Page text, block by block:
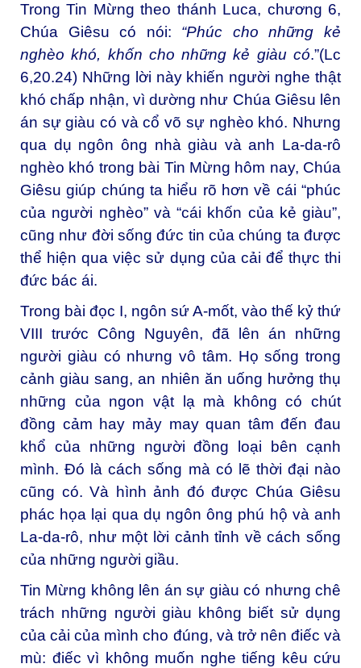
Trong Tin Mừng theo thánh Luca, chương 6,
Chúa Giêsu có nói: “Phúc cho những kẻ
nghèo khó, khốn cho những kẻ giàu có.”(Lc
6,20.24) Những lời này khiến người nghe thật
khó chấp nhận, vì dường như Chúa Giêsu lên
án sự giàu có và cổ võ sự nghèo khó. Nhưng
qua dụ ngôn ông nhà giàu và anh La-da-rô
nghèo khó trong bài Tin Mừng hôm nay, Chúa
Giêsu giúp chúng ta hiểu rõ hơn về cái “phúc
của người nghèo” và “cái khốn của kẻ giàu”,
cũng như đời sống đức tin của chúng ta được
thể hiện qua việc sử dụng của cải để thực thi
đức bác ái.
Trong bài đọc I, ngôn sứ A-mốt, vào thế kỷ thứ
VIII trước Công Nguyên, đã lên án những
người giàu có nhưng vô tâm. Họ sống trong
cảnh giàu sang, an nhiên ăn uống hưởng thụ
những của ngon vật lạ mà không có chút
đồng cảm hay mảy may quan tâm đến đau
khổ của những người đồng loại bên cạnh
mình. Đó là cách sống mà có lẽ thời đại nào
cũng có. Và hình ảnh đó được Chúa Giêsu
phác họa lại qua dụ ngôn ông phú hộ và anh
La-da-rô, như một lời cảnh tỉnh về cách sống
của những người giầu.
Tin Mừng không lên án sự giàu có nhưng chê
trách những người giàu không biết sử dụng
của cải của mình cho đúng, và trở nên điếc và
mù: điếc vì không muốn nghe tiếng kêu cứu